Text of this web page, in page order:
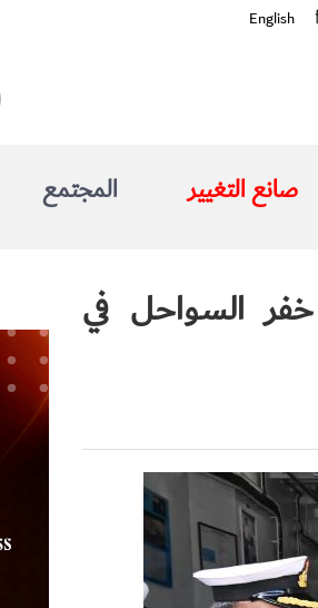
English
المجتمع صانع التغيير
السواحل في